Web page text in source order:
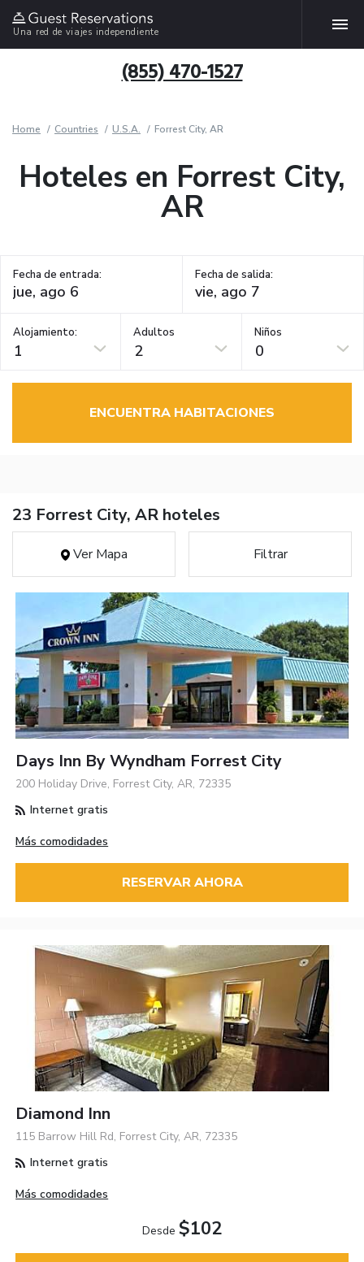
Una red de viajes independiente
(855) 470-1527
Home Countries U.S.A. Forrest City, AR
Hoteles en Forrest City,
AR
Fecha de entrada: Fecha de salida:
Alojamiento:
1
Adultos
2
Niños
0
ENCUENTRA HABITACIONES
23 Forrest City, AR hoteles
Ver Mapa Filtrar
Days Inn By Wyndham Forrest City
200 Holiday Drive, Forrest City, AR, 72335
Internet gratis
Más comodidades
RESERVAR AHORA
Diamond Inn
115 Barrow Hill Rd, Forrest City, AR, 72335
Internet gratis
Más comodidades
Desde $102